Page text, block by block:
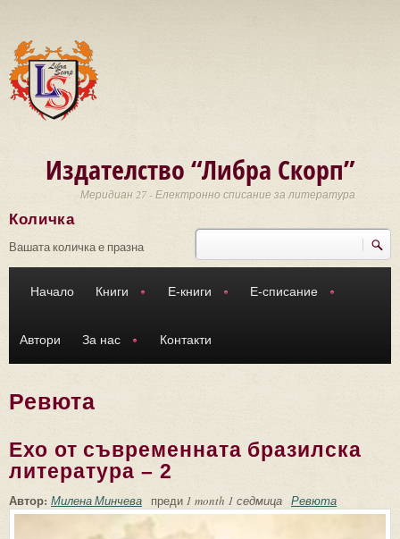
Издателство “Либра Скорп”
Меридиан 27 - Електронно списание за литература
Търси
Количка
Вашата количка е празна
Начало Книги Е-книги Е-списание
Автори За нас Контакти
Ревюта
Ехо от съвременната бразилска
литература – 2
Автор: Милена Минчева преди 1 month 1 седмица Ревюта